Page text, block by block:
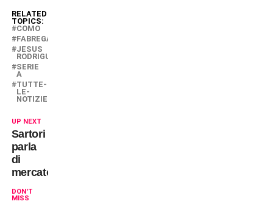
RELATED
TOPICS:
COMO
FABREGAS
JESUS
RODRIGUEZ
SERIE
A
TUTTE-
LE-
NOTIZIE
UP NEXT
Sartori
parla
di
mercato
DON'T
MISS